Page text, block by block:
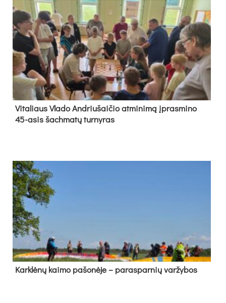
Vi­ta­liaus Vla­do And­riu­šai­čio at­mi­ni­mą įpras­mi­no
45-asis šach­ma­tų tur­ny­ras
Kark­lė­nų kai­mo pa­šo­nė­je – pa­ras­par­nių var­žy­bos